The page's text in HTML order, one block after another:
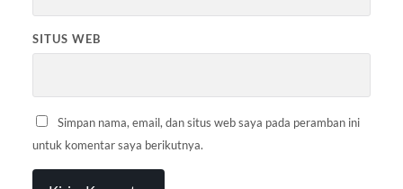
SITUS WEB
Simpan nama, email, dan situs web saya pada peramban ini
untuk komentar saya berikutnya.